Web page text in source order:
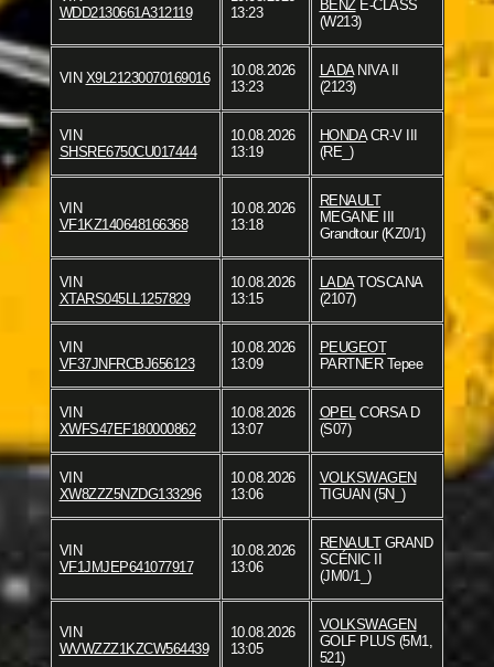
WDD2130661A312119
13:23
BENZE-CLASS
(W213)
VIN X9L21230070169016
10.08.2026
13:23
LADANIVA II
(2123)
VIN
SHSRE6750CU017444
10.08.2026
13:19
HONDACR-V III
(RE_)
VIN
VF1KZ140648166368
10.08.2026
13:18
RENAULT
MEGANE III
Grandtour (KZ0/1)
VIN
XTARS045LL1257829
10.08.2026
13:15
LADATOSCANA
(2107)
VIN
VF37JNFRCBJ656123
10.08.2026
13:09
PEUGEOT
PARTNER Tepee
VIN
XWFS47EF180000862
10.08.2026
13:07
OPELCORSA D
(S07)
VIN
XW8ZZZ5NZDG133296
10.08.2026
13:06
VOLKSWAGEN
TIGUAN (5N_)
VIN
VF1JMJEP641077917
10.08.2026
13:06
RENAULTGRAND
SCÉNIC II
(JM0/1_)
VIN
WVWZZZ1KZCW564439
10.08.2026
13:05
VOLKSWAGEN
GOLF PLUS (5M1,
521)